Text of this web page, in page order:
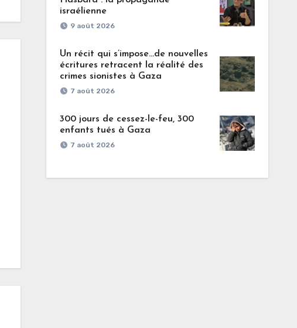
israélienne
9 août 2026
Un récit qui s’impose…de nouvelles
écritures retracent la réalité des
crimes sionistes à Gaza
7 août 2026
300 jours de cessez-le-feu, 300
enfants tués à Gaza
7 août 2026